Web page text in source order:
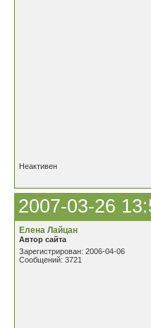
Неактивен
2007-03-26
Елена Лайцан
Автор сайта
Зарегистрирован: 2006-04-06
Сообщений: 3721